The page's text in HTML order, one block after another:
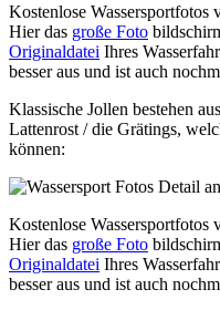
Kostenlose
Hier das große Foto
Originaldatei Ihres
besser aus und ist auch
Klassische Jollen bestehen
Lattenrost / die Grätings,
können:
Kostenlose
Hier das große Foto
Originaldatei Ihres
besser aus und ist auch